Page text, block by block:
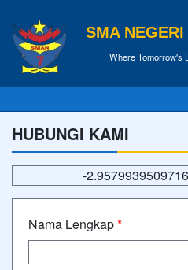
SMA
Where Tomorrow's
HUBUNGI KAMI
-
Nama Lengkap*